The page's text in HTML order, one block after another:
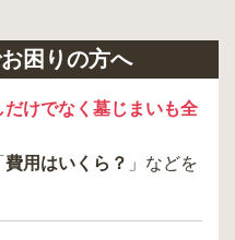
困りの方へ
だけでなく墓じまいも全
費用はいくら？ 」などを